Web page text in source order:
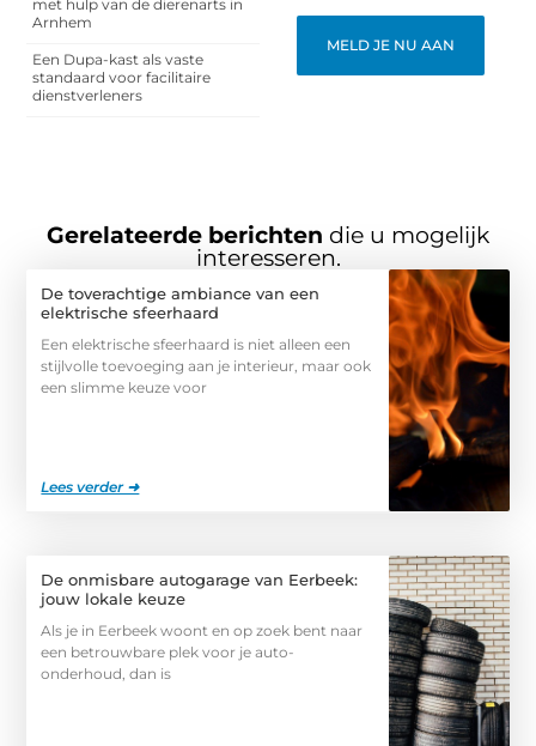
met hulp van de dierenarts in
Arnhem
Een Dupa-kast als vaste
standaard voor facilitaire
dienstverleners
MELD JE NU AAN
Gerelateerde berichten die u mogelijk
interesseren.
De toverachtige ambiance van een
elektrische sfeerhaard
Een elektrische sfeerhaard is niet alleen een
stijlvolle toevoeging aan je interieur, maar ook
een slimme keuze voor
Lees verder ➜
De onmisbare autogarage van Eerbeek:
jouw lokale keuze
Als je in Eerbeek woont en op zoek bent naar
een betrouwbare plek voor je auto-
onderhoud, dan is